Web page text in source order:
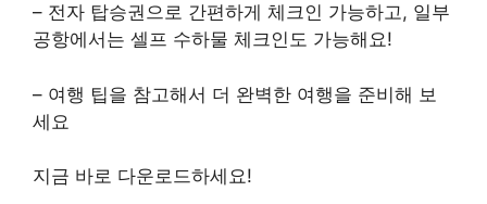
– 전자 탑승권으로 간편하게 체크인 가능하고, 일부
공항에서는 셀프 수하물 체크인도 가능해요!
– 여행 팁을 참고해서 더 완벽한 여행을 준비해 보
세요
지금 바로 다운로드하세요!